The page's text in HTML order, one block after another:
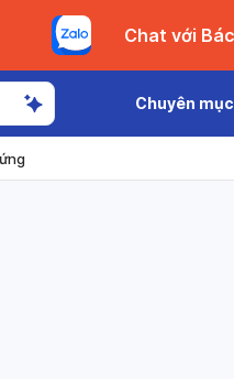
Chuyên mục